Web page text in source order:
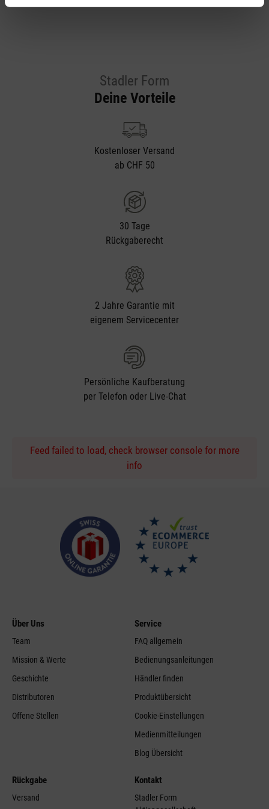
Stadler Form
Deine Vorteile
Kostenloser Versand
ab CHF 50
30 Tage
Rückgaberecht
2 Jahre Garantie mit
eigenem Servicecenter
Persönliche Kaufberatung
per Telefon oder Live-Chat
Feed failed to load, check browser console for more
info
Über Uns
Team
Mission & Werte
Geschichte
Distributoren
Offene Stellen
Service
FAQ allgemein
Bedienungsanleitungen
Händler finden
Produktübersicht
Cookie-Einstellungen
Medienmitteilungen
Blog Übersicht
Rückgabe
Versand
Kontakt
Stadler Form